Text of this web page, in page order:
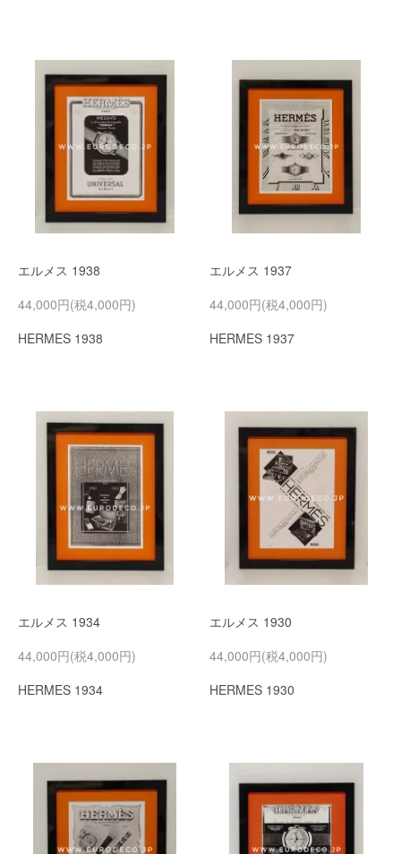
エルメス 1938
44,000円(税4,000円)
HERMES 1938
エルメス 1937
44,000円(税4,000円)
HERMES 1937
エルメス 1934
44,000円(税4,000円)
HERMES 1934
エルメス 1930
44,000円(税4,000円)
HERMES 1930